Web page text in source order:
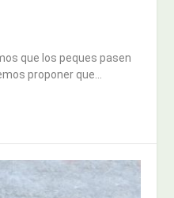
que los peques pasen
proponer que...